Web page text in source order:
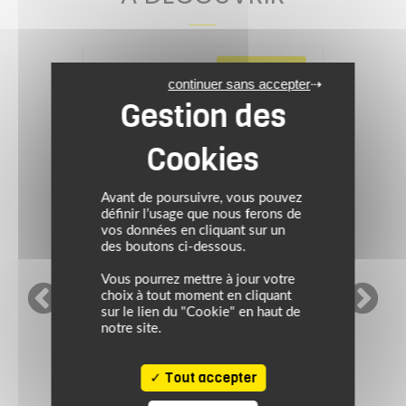
-34%
HJC RPHA
PROMOS
Casque RPHA 71 COZAD
Avant de poursuivre, vous pouvez
définir l’usage que nous ferons de
vos données en cliquant sur un
des boutons ci-dessous.
Vous pourrez mettre à jour votre
choix à tout moment en cliquant
sur le lien du "Cookie" en haut de
notre site.
Tout accepter
continuer sans accepter